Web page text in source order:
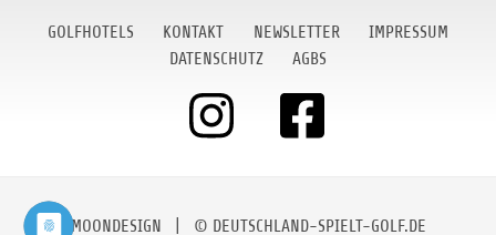
GOLFHOTELS KONTAKT NEWSLETTER
IMPRESSUM
DATENSCHUTZ
AGBS
MOONDESIGN | © DEUTSCHLAND-SPIELT-GOLF.DE